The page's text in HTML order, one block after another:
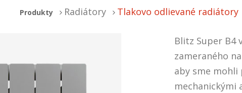
Produkty Radiátory Tlakovo odlievané radiátory
Blitz Super B4
zameraného
aby sme
mechanickými